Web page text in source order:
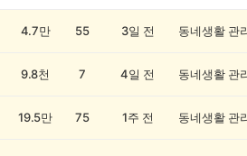
4.7만 55 3일 전 동네생활 관
9.8천 7 4일 전 동네생활 관
19.5만 75 1주 전 동네생활 관